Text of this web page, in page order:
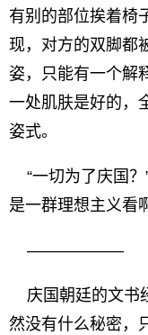
有别的部位挨着椅
现，对方的双脚都
姿，只能有一个解
一处肌肤是好的，
姿式。
“一切为了庆国？
是一群理想主义看
——————
庆国朝廷的文书
然没有什么秘密，